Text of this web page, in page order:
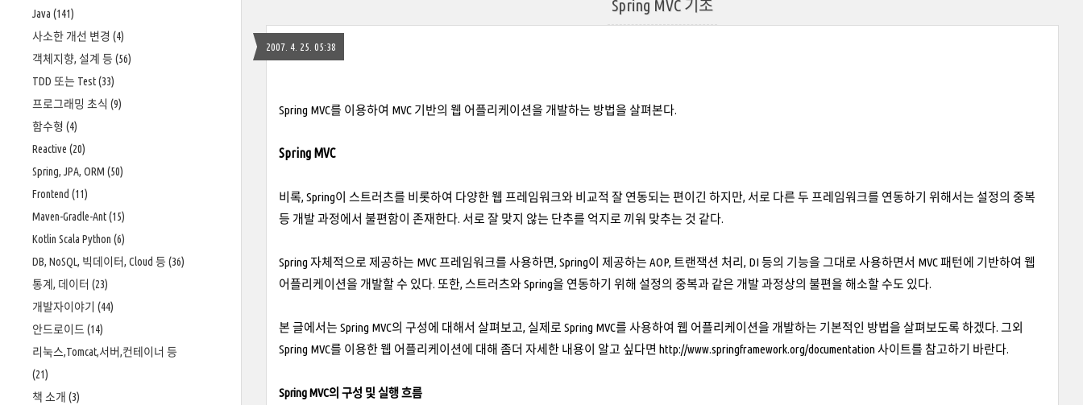
Java (141)
사소한 개선 변경 (4)
객체지향, 설계 등 (56)
TDD 또는 Test(33)
프로그래밍 초식 (9)
함수형 (4)
Reactive (20)
Spring, JPA, ORM (50)
Frontend (11)
Maven-Gradle-Ant(15)
Kotlin Scala Python (6)
DB, NoSQL, 빅데이터, Cloud 등 (36)
통계, 데이터 (23)
개발자이야기 (44)
안드로이드 (14)
리눅스,Tomcat,서버,컨테이너 등
(21)
책 소개 (3)
Spring MVC 기초
2007. 4. 25. 05:38
Spring MVC를 이용하여 MVC 기반의 웹 어플리케이션을 개발하는 방법을 살펴본다.
Spring MVC
비록, Spring이 스트러츠를 비롯하여 다양한 웹 프레임워크와 비교적 잘 연동되는 편이긴 하지만, 서로 다른 두 프레임워크를 연동하기 위해서는 설정의 중복
등 개발 과정에서 불편함이 존재한다. 서로 잘 맞지 않는 단추를 억지로 끼워 맞추는 것 같다.
Spring 자체적으로 제공하는 MVC 프레임워크를 사용하면, Spring이 제공하는 AOP, 트랜잭션 처리, DI 등의 기능을 그대로 사용하면서 MVC 패턴에 기반하여 웹
어플리케이션을 개발할 수 있다. 또한, 스트러츠와 Spring을 연동하기 위해 설정의 중복과 같은 개발 과정상의 불편을 해소할 수도 있다.
본 글에서는 Spring MVC의 구성에 대해서 살펴보고, 실제로 Spring MVC를 사용하여 웹 어플리케이션을 개발하는 기본적인 방법을 살펴보도록 하겠다. 그외
Spring MVC를 이용한 웹 어플리케이션에 대해 좀더 자세한 내용이 알고 싶다면 http://www.springframework.org/documentation 사이트를 참고하기 바란다.
Spring MVC의 구성 및 실행 흐름